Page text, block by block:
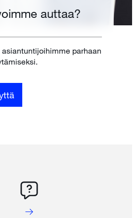
auttaa?
parhaan